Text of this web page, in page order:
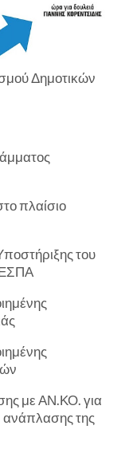
Δημοτικών
πλαίσιο
του
ΕΣΠΑ
με ΑΝ.ΚΟ. για
ανάπλασης της